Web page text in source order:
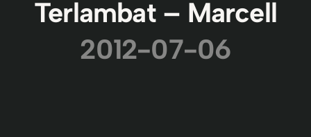
Terlambat – Marcell
2012-07-06